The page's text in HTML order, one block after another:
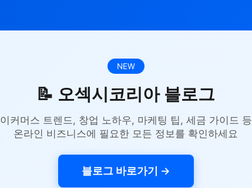
NEW
📝 오섹시코리아 블로그
이커머스 트렌드, 창업 노하우, 마케팅 팁, 세금 가이드 등
온라인 비즈니스에 필요한 모든 정보를 확인하세요
블로그 바로가기 →